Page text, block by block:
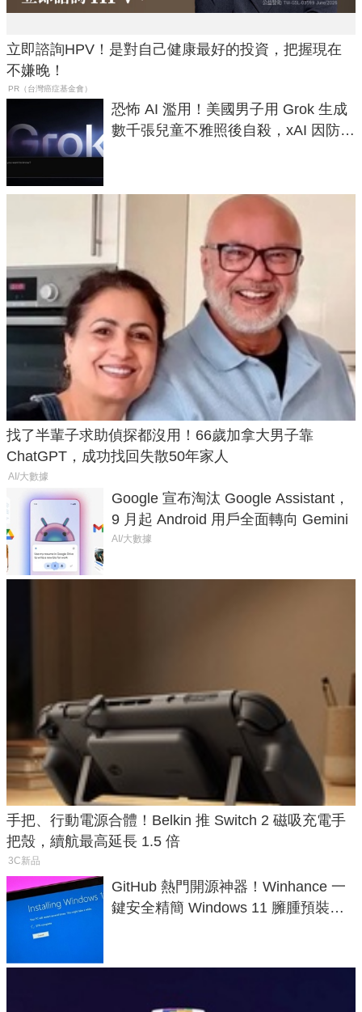
立即諮詢HPV！是對自己健康最好的投資，把握現在
不嫌晚！
PR（台灣癌症基金會）
恐怖 AI 濫用！美國男子用 Grok 生成
數千張兒童不雅照後自殺，xAI 因防護
找了半輩子求助偵探都沒用！66歲加拿大男子靠
ChatGPT，成功找回失散50年家人
AI/大數據
Google 宣布淘汰 Google Assistant，
9 月起 Android 用戶全面轉向 Gemini
AI/大數據
手把、行動電源合體！Belkin 推 Switch 2 磁吸充電手
把殼，續航最高延長 1.5 倍
3C新品
GitHub 熱門開源神器！Winhance 一
鍵安全精簡 Windows 11 臃腫預裝軟